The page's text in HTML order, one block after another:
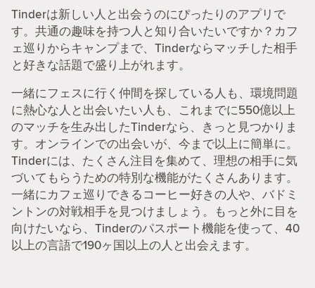
Tinderは新しい人と出会うのにぴったりのアプリで
す。共通の趣味を持つ人と知り合いたいですか？カフ
ェ巡りからキャンプまで、Tinderならマッチした相手
と好きな話題で盛り上がれます。
一緒にフェスに行く仲間を探している人も、環境問題
に熱心な人と出会いたい人も、これまでに550億以上
のマッチを生み出したTinderなら、きっと見つかりま
す。オンラインでの出会いが、今まで以上に簡単に。
Tinderには、たくさん注目を集めて、理想の相手に気
づいてもらうための特別な機能がたくさんあります。
一緒にカフェ巡りできるコーヒー好きの人や、バドミ
ントンの対戦相手を見つけましょう。もっと外に目を
向けたいなら、Tinderのパスポート機能を使って、40
以上の言語で190ヶ国以上の人と出会えます。